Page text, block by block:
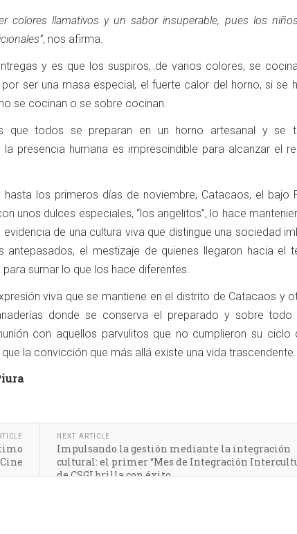
colores llamativos y un sabor insuperable, pues los
, nos afirma.
y es que los suspiros, de varios colores, se
ser una masa especial, el fuerte calor del horno, si se
se cocinan o se sobre cocinan.
que todos se preparan en un horno artesanal y se
presencia humana es imprescindible para alcanzar el
los primeros días de noviembre, Catacaos, el bajo
unos dulces especiales, “los angelitos”, lo hace
de una cultura viva que distingue una sociedad
antepasados, el mestizaje de quienes llegaron hacia el
sumar lo que los hace diferentes.
viva que se mantiene en el distrito de Catacaos y
donde se conserva el preparado y sobre
con aquellos parvulitos que no cumplieron su ciclo
la convicción que más allá existe una vida trascendente.
NEXT ARTICLE
Impulsando la gestión mediante la integración
cultural: el primer “Mes de Integración
de CSGI brilla con éxito